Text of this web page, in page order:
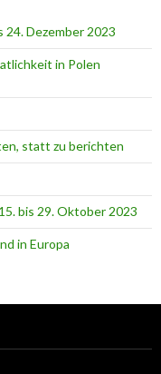
Dezember 2023
in Polen
statt zu berichten
bis 29. Oktober 2023
in Europa